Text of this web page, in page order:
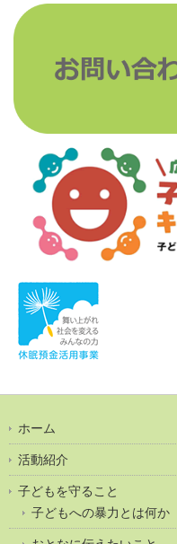
ホーム
活動紹介
子どもを守ること
子どもへの暴力とは何か